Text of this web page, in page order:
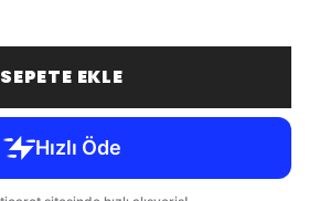
SEPETE EKLE